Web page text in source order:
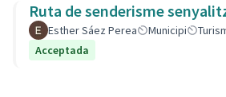
Ruta de senderisme
Esther Sáez Perea Municipi
Acceptada